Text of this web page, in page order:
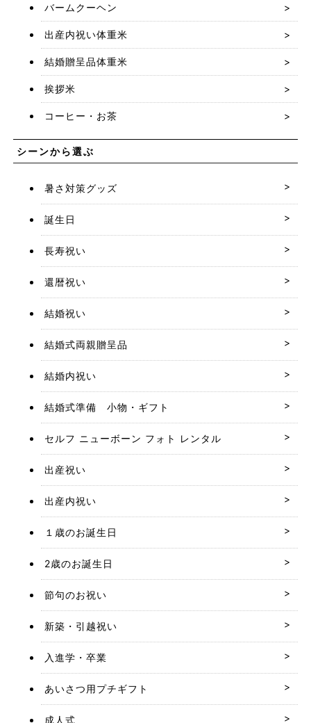
バームクーヘン
出産内祝い体重米
結婚贈呈品体重米
挨拶米
コーヒー・お茶
シーンから選ぶ
暑さ対策グッズ
誕生日
長寿祝い
還暦祝い
結婚祝い
結婚式両親贈呈品
結婚内祝い
結婚式準備 小物・ギフト
セルフ ニューボーン フォト レンタル
出産祝い
出産内祝い
１歳のお誕生日
2歳のお誕生日
節句のお祝い
新築・引越祝い
入進学・卒業
あいさつ用プチギフト
成人式